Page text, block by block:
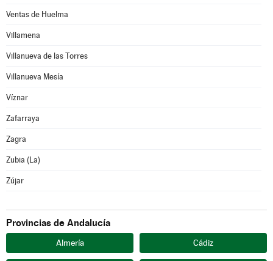
Ventas de Huelma
Villamena
Villanueva de las Torres
Villanueva Mesía
Víznar
Zafarraya
Zagra
Zubia (La)
Zújar
Provincias de Andalucía
Almería Cádiz